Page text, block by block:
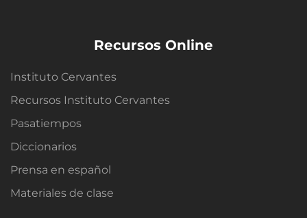
Recursos Online
Instituto Cervantes
Recursos Instituto Cervantes
Pasatiempos
Diccionarios
Prensa en español
Materiales de clase